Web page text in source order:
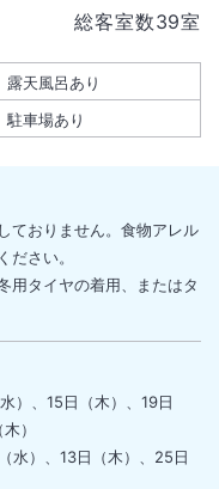
総客室数39室
露天風呂あり
駐車場あり
ておりません。食物アレル
ださい。
用タイヤの着用、またはタ
）、15日（木）、19日
）
水）、13日（木）、25日